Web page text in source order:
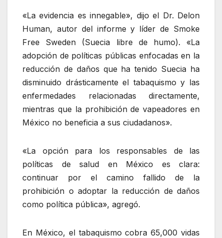
«La evidencia es innegable», dijo el Dr. Delon
Human, autor del informe y líder de Smoke
Free Sweden (Suecia libre de humo). «La
adopción de políticas públicas enfocadas en la
reducción de daños que ha tenido Suecia ha
disminuido drásticamente el tabaquismo y las
enfermedades relacionadas directamente,
mientras que la prohibición de vapeadores en
México no beneficia a sus ciudadanos».
«La opción para los responsables de las
políticas de salud en México es clara:
continuar por el camino fallido de la
prohibición o adoptar la reducción de daños
como política pública», agregó.
En México, el tabaquismo cobra 65,000 vidas